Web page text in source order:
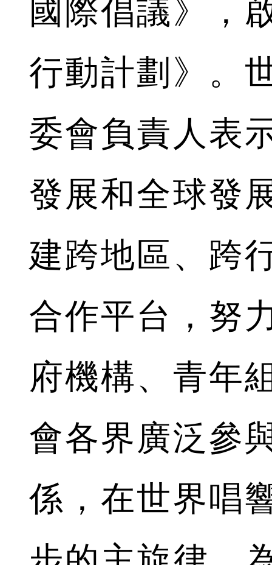
國際倡議》，
行動計劃》。
委會負責人表
發展和全球發
建跨地區、跨
合作平台，努
府機構、青年
會各界廣泛參
係，在世界唱